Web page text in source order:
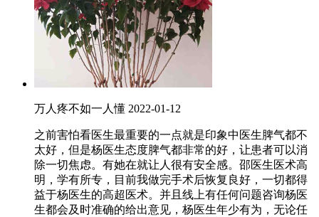
万人疼不如一人懂 2022-01-12
之前害怕看医生最重要的一点就是印象中医生脾气都不
太好，但是杨医生态度脾气都非常的好，让患者可以消
除一切焦虑。有她在就让人很有安全感。邵医生医术高
明，学有所专，目前我做完手术后恢复良好，一切都得
益于杨医生的高超医术。并且线上有任何问题咨询杨医
生都会及时准确的给出意见，杨医生年少有为，无论任